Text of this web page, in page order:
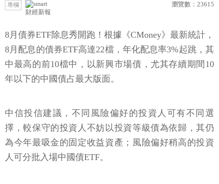
專欄
財經新報
瀏覽數： 23615
8月債券ETF除息秀開跑！根據《CMoney》最新統計，
8月配息的債券ETF高達22檔，年化配息率3%起跳，其
中最高的前10檔中，以新興市場債，尤其存續期間10
年以下的中國債占最大版面。
中信投信建議，不同風險偏好的投資人可有不同選
擇，較保守的投資人不妨以投資等級債為依歸，其仍
為今年最吸金的固定收益資產；風險偏好稍高的投資
人可分批入場中國債ETF。